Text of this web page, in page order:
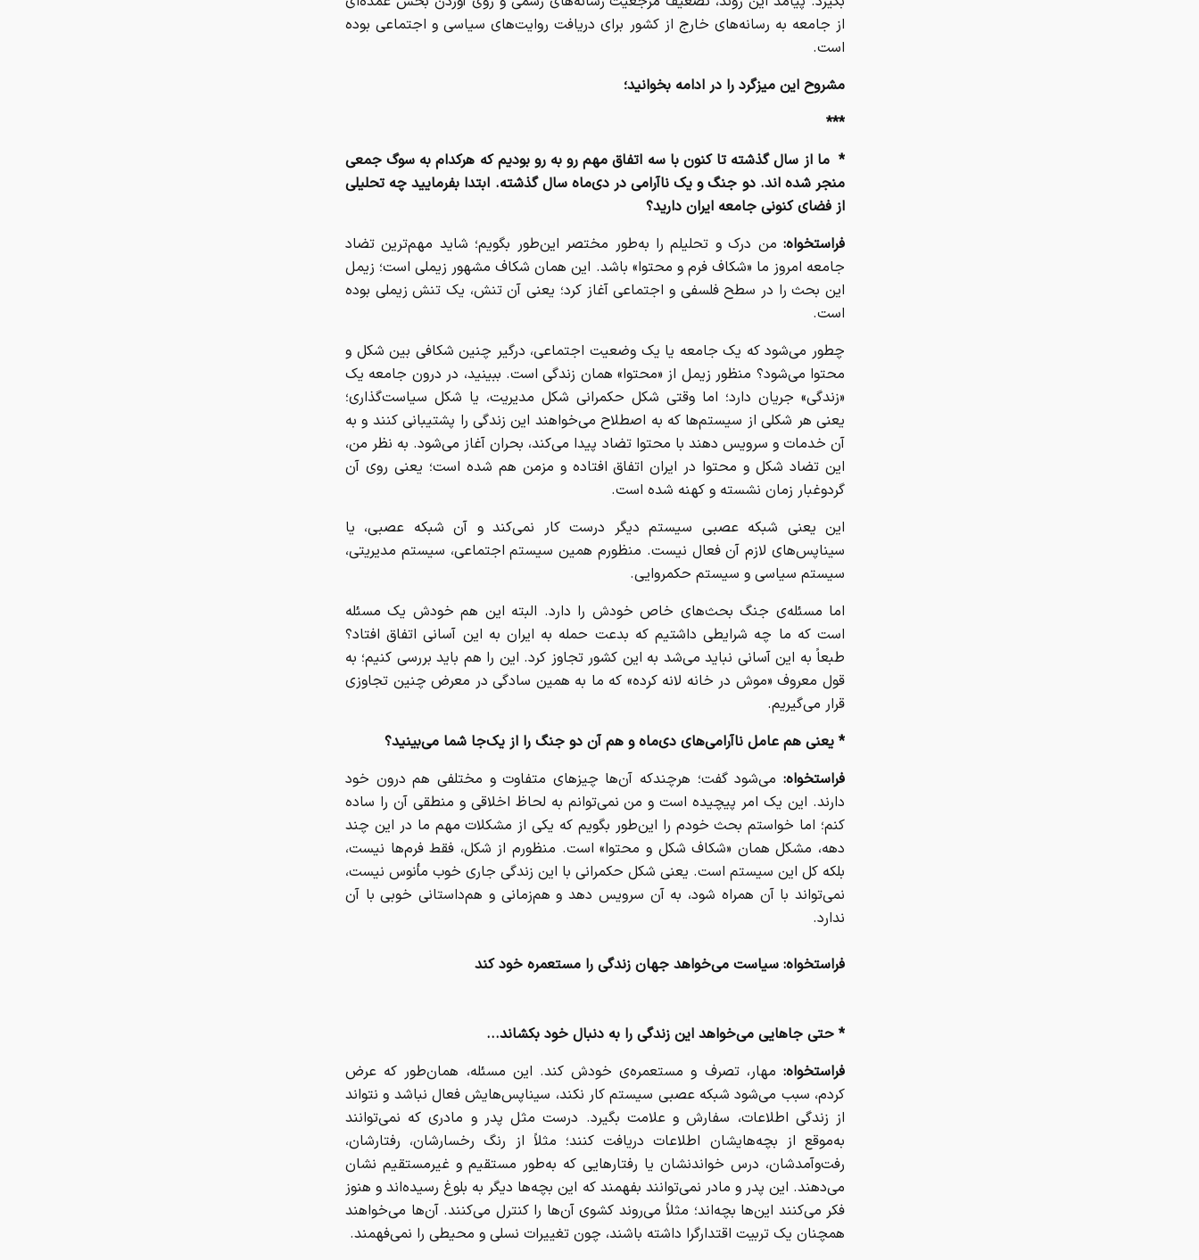
از جامعه به رسانه‌های خارج از کشور برای دریافت روایت‌های سیاسی و اجتماعی بوده
است.
مشروح این میزگرد را در ادامه بخوانید؛
***
* ما از سال گذشته تا کنون با سه اتفاق مهم رو به رو بودیم که هرکدام به سوگ جمعی
منجر شده اند. دو جنگ و یک ناآرامی در دی‌ماه سال گذشته. ابتدا بفرمایید چه تحلیلی
از فضای کنونی جامعه ایران دارید؟
فراستخواه: من درک و تحلیلم را به‌طور مختصر این‌طور بگویم؛ شاید مهم‌ترین تضاد
جامعه امروز ما «شکاف فرم و محتوا» باشد. این همان شکاف مشهور زیملی است؛ زیمل
این بحث را در سطح فلسفی و اجتماعی آغاز کرد؛ یعنی آن تنش، یک تنش زیملی بوده
است.
چطور می‌شود که یک جامعه یا یک وضعیت اجتماعی، درگیر چنین شکافی بین شکل و
محتوا می‌شود؟ منظور زیمل از «محتوا» همان زندگی است. ببینید، در درون جامعه یک
«زندگی» جریان دارد؛ اما وقتی شکل حکمرانی شکل مدیریت، یا شکل سیاست‌گذاری؛
یعنی هر شکلی از سیستم‌ها که به اصطلاح می‌خواهند این زندگی را پشتیبانی کنند و به
آن خدمات و سرویس دهند با محتوا تضاد پیدا می‌کند، بحران آغاز می‌شود. به نظر من،
این تضاد شکل و محتوا در ایران اتفاق افتاده و مزمن هم شده است؛ یعنی روی آن
گردوغبار زمان نشسته و کهنه شده است.
این یعنی شبکه عصبی سیستم دیگر درست کار نمی‌کند و آن شبکه عصبی، یا
سیناپس‌های لازم آن فعال نیست. منظورم همین سیستم اجتماعی، سیستم مدیریتی،
سیستم سیاسی و سیستم حکمروایی.
اما مسئله‌ی جنگ بحث‌های خاص خودش را دارد. البته این هم خودش یک مسئله
است که ما چه شرایطی داشتیم که بدعت حمله به ایران به این آسانی اتفاق افتاد؟
طبعاً به این آسانی نباید می‌شد به این کشور تجاوز کرد. این را هم باید بررسی کنیم؛ به
قول معروف «موش در خانه لانه کرده» که ما به همین سادگی در معرض چنین تجاوزی
قرار می‌گیریم.
* یعنی هم عامل ناآرامی‌های دی‌ماه و هم آن دو جنگ را از یک‌جا شما می‌بینید؟
فراستخواه: می‌شود گفت؛ هرچندکه آن‌ها چیزهای متفاوت و مختلفی هم درون خود
دارند. این یک امر پیچیده است و من نمی‌توانم به لحاظ اخلاقی و منطقی آن را ساده
کنم؛ اما خواستم بحث خودم را این‌طور بگویم که یکی از مشکلات مهم ما در این چند
دهه، مشکل همان «شکاف شکل و محتوا» است. منظورم از شکل، فقط فرم‌ها نیست،
بلکه کل این سیستم است. یعنی شکل حکمرانی با این زندگی جاری خوب مأنوس نیست،
نمی‌تواند با آن همراه شود، به آن سرویس دهد و هم‌زمانی و هم‌داستانی خوبی با آن
ندارد.
فراستخواه: سیاست می‌خواهد جهان زندگی را مستعمره خود کند
* حتی جاهایی می‌خواهد این زندگی را به دنبال خود بکشاند...
فراستخواه: مهار، تصرف و مستعمره‌ی خودش کند. این مسئله، همان‌طور که عرض
کردم، سبب می‌شود شبکه عصبی سیستم کار نکند، سیناپس‌هایش فعال نباشد و نتواند
از زندگی اطلاعات، سفارش و علامت بگیرد. درست مثل پدر و مادری که نمی‌توانند
به‌موقع از بچه‌هایشان اطلاعات دریافت کنند؛ مثلاً از رنگ رخسارشان، رفتارشان،
رفت‌وآمدشان، درس خواندنشان یا رفتارهایی که به‌طور مستقیم و غیرمستقیم نشان
می‌دهند. این پدر و مادر نمی‌توانند بفهمند که این بچه‌ها دیگر به بلوغ رسیده‌اند و هنوز
فکر می‌کنند این‌ها بچه‌اند؛ مثلاً می‌روند کشوی آن‌ها را کنترل می‌کنند. آن‌ها می‌خواهند
همچنان یک تربیت اقتدارگرا داشته باشند، چون تغییرات نسلی و محیطی را نمی‌فهمند.